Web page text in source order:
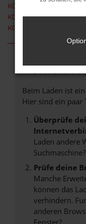
KGM Korando
KGM Rexton
KGM Torres
Fehler:
Beim Laden ist
Hier sind ein paar
Überprüfe
Laden andere
Suchmaschine?
Prüfe deine
Manche
können das
verhindern.
anderen
Fenster?